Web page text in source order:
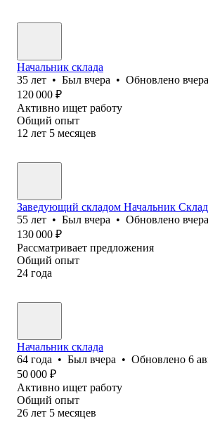
Начальник склада
35 лет • Был вчера • Обновлено вчера
120 000 ₽
Активно ищет работу
Общий опыт
12 лет 5 месяцев
Заведующий складом Начальник
55 лет • Был вчера • Обновлено вчера
130 000 ₽
Рассматривает предложения
Общий опыт
24 года
Начальник склада
64 года • Был вчера • Обновлено 6
50 000 ₽
Активно ищет работу
Общий опыт
26 лет 5 месяцев